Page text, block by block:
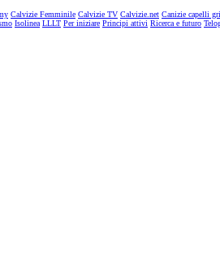
Calvizie Femminile Calvizie TV Calvizie.net Canizie capelli
Isolinea LLLT Per iniziare Principi attivi Ricerca e futuro